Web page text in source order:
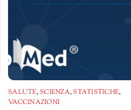
SALUTE,SCIENZA,STATISTICHE,
VACCINAZIONI